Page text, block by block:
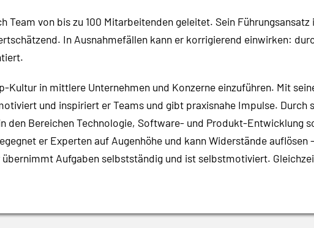
Team von bis zu 100 Mitarbeitenden geleitet. Sein
In Ausnahmefällen kann er korrigierend einwirken:
Kultur in mittlere Unternehmen und Konzerne einzuführen. Mit
und inspiriert er Teams und gibt praxisnahe Impulse. Durch
den Bereichen Technologie, Software- und Produkt-Entwicklung
er Experten auf Augenhöhe und kann Widerstände auflösen
Aufgaben selbstständig und ist selbstmotiviert.